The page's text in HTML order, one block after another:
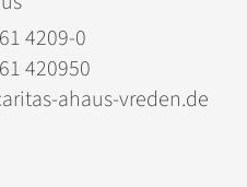
4209-0
420950
ahaus-vreden.de